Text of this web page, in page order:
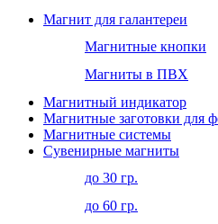
Магнит для галантереи
Магнитные кнопки
Магниты в ПВХ
Магнитный индикатор
Магнитные заготовки для
Магнитные системы
Сувенирные магниты
до 30 гр.
до 60 гр.